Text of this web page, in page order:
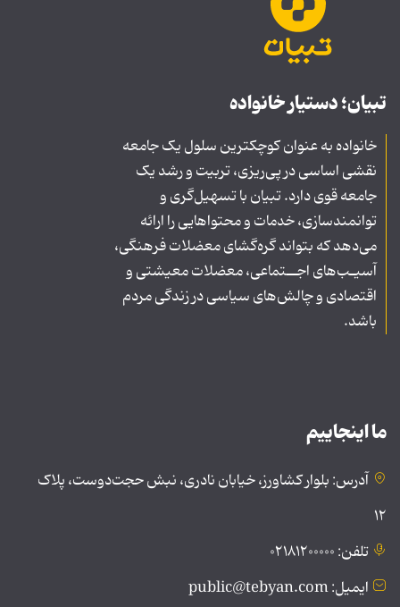
تبیان؛ دستیار خانواده
خانواده به عنوان کوچکترین سلول یک جامعه
نقشی اساسی در پی‌ریزی، تربیت و رشد یک
جامعه قوی دارد. تبیان با تسهیل‌گری و
توانمندسازی، خدمات و محتواهایی را ارائه
می‌دهد که بتواند گره‌گشای معضلات فرهنگی،
آسیـب‌های اجــتماعی، معضلات معیشتی و
اقتصادی و چالش‌های سیاسی در زندگی مردم
باشد.
ما اینجاییم
آدرس: بلوار کشاورز، خیابان نادری، نبش حجت‌دوست، پلاک
۱۲
تلفن: ۰۲۱۸۱۲۰۰۰۰۰
ایمیل: public@tebyan.com